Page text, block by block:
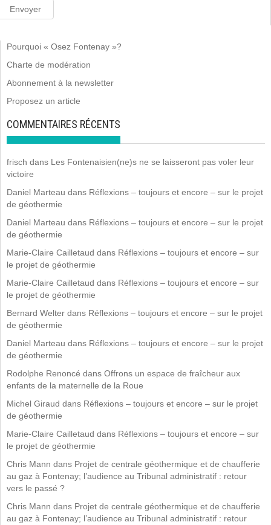
Pourquoi « Osez Fontenay »?
Charte de modération
Abonnement à la newsletter
Proposez un article
COMMENTAIRES RÉCENTS
frisch dans Les Fontenaisien(ne)s ne se laisseront pas voler leur
victoire
Daniel Marteau dans Réflexions – toujours et encore – sur le projet
de géothermie
Daniel Marteau dans Réflexions – toujours et encore – sur le projet
de géothermie
Marie-Claire Cailletaud dans Réflexions – toujours et encore – sur
le projet de géothermie
Marie-Claire Cailletaud dans Réflexions – toujours et encore – sur
le projet de géothermie
Bernard Welter dans Réflexions – toujours et encore – sur le projet
de géothermie
Daniel Marteau dans Réflexions – toujours et encore – sur le projet
de géothermie
Rodolphe Renoncé dans Offrons un espace de fraîcheur aux
enfants de la maternelle de la Roue
Michel Giraud dans Réflexions – toujours et encore – sur le projet
de géothermie
Marie-Claire Cailletaud dans Réflexions – toujours et encore – sur
le projet de géothermie
Chris Mann dans Projet de centrale géothermique et de chaufferie
au gaz à Fontenay; l’audience au Tribunal administratif : retour
vers le passé ?
Chris Mann dans Projet de centrale géothermique et de chaufferie
au gaz à Fontenay; l’audience au Tribunal administratif : retour